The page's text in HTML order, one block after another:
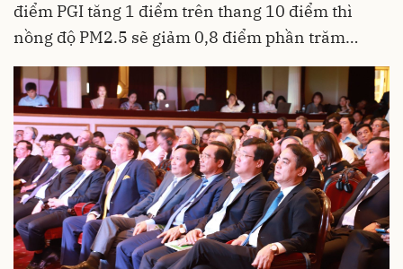
điểm PGI tăng 1 điểm trên thang 10 điểm thì
nồng độ PM2.5 sẽ giảm 0,8 điểm phần trăm…